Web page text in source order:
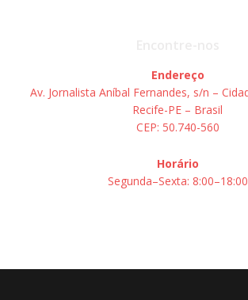
Endereço
Av. Jornalista Aníbal Fernandes, s/n –
Recife-PE – Brasil
CEP: 50.740-560
Horário
Segunda–Sexta: 8:00–18:00